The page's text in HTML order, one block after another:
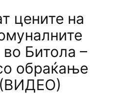
цените на
во Битола –
обраќање
(ВИДЕО)